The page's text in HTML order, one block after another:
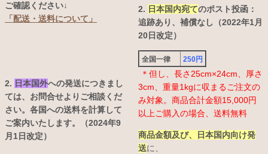
ご確認ください↓
「配送・送料について」
2. 日本国外への発送につきまし
ては、お問合せよりご相談くだ
さい。各国への送料を計算して
ご案内いたします。（2024年9
月1日改定）
2. 日本国内宛てのポスト投函：
追跡あり、補償なし（2022年1月
20日改定）
全国一律 250円
＊但し、長さ25cm×24cm、厚さ
3cm、重量1kgに収まるご注文の
み対象。商品合計金額15,000円
以上ご購入の場合、送料無料
商品金額及び、日本国内向け発
送に、